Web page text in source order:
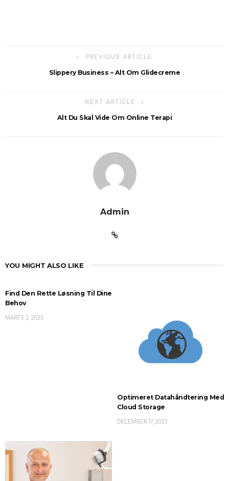
PREVIOUS ARTICLE
Slippery Business – Alt Om Glidecreme
NEXT ARTICLE
Alt Du Skal Vide Om Online Terapi
Admin
YOU MIGHT ALSO LIKE
Find Den Rette Løsning Til Dine
Behov
MARTS 3, 2025
Optimeret Datahåndtering Med
Cloud Storage
DECEMBER 17, 2023